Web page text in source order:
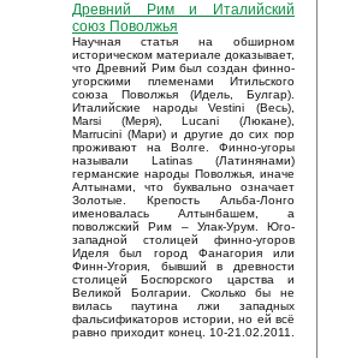
Древний Рим и Италийский
союз Поволжья
Научная статья на обширном
историческом материале доказывает,
что Древний Рим был создан финно-
угорскими племенами Итильского
союза Поволжья (Идель, Булгар).
Италийские народы Vestini (Весь),
Marsi (Меря), Lucani (Люкане),
Marrucini (Мари) и другие до сих пор
проживают на Волге. Финно-угоры
называли Latinas (Латинянами)
германские народы Поволжья, иначе
Алтынами, что буквально означает
Золотые. Крепость Альба-Лонго
именовалась Алтынбашем, а
поволжский Рим – Улак-Урум. Юго-
западной столицей финно-угоров
Иделя был город Фанагория или
Финн-Угория, бывший в древности
столицей Боспорского царства и
Великой Болгарии. Сколько бы не
вилась паутина лжи западных
фальсификаторов истории, но ей всё
равно приходит конец. 10-21.02.2011.